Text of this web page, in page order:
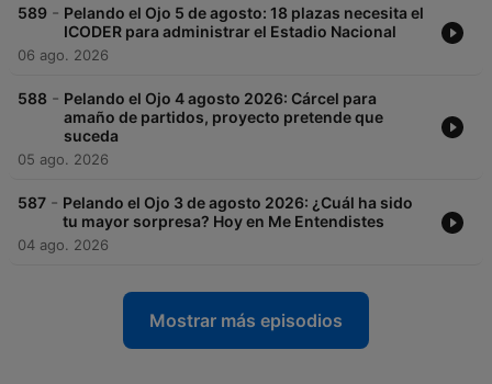
589 - Pelando el Ojo 5 de agosto: 18 plazas necesita el
ICODER para administrar el Estadio Nacional
06 ago. 2026
588 - Pelando el Ojo 4 agosto 2026: Cárcel para
amaño de partidos, proyecto pretende que
suceda
05 ago. 2026
587 - Pelando el Ojo 3 de agosto 2026: ¿Cuál ha sido
tu mayor sorpresa? Hoy en Me Entendistes
04 ago. 2026
Mostrar más episodios